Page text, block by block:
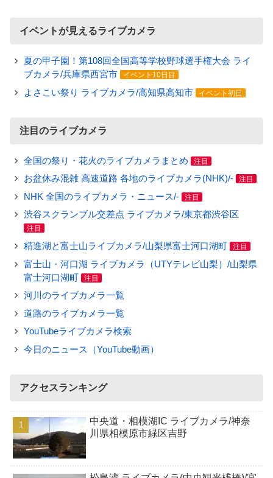
イベントが見えるライブカメラ
夏の甲子園！第108回全国高等学校野球選手権大会 ライ
ブカメラ/兵庫県西宮市
イベント10日目
よさこい祭り ライブカメラ/高知県高知市 イベント初日
注目のライブカメラ
全国の祭り・花火のライブカメラまとめ 注目
お盆休み混雑 高速道路 各地のライブカメラ(NHK)/- 注目
NHK 全国のライブカメラ・ニュース/- 注目
渋谷スクランブル交差点 ライブカメラ/東京都渋谷区
注目
精進湖と富士山ライブカメラ/山梨県富士河口湖町 注目
富士山・河口湖 ライブカメラ（UTYテレビ山梨）/山梨県
富士河口湖町
注目
河川のライブカメラ一覧
道路のライブカメラ一覧
YouTubeライブカメラ検索
今日のニュース（YouTube動画）
アクセスランキング
中央道・相模湖IC ライブカメラ/神奈
川県相模原市緑区吉野